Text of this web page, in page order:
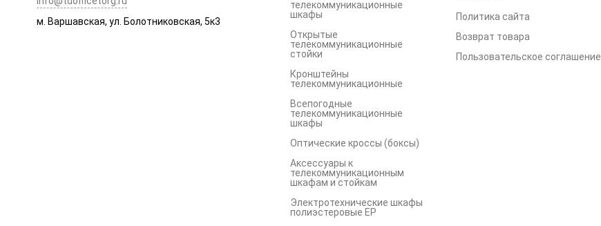
м. Варшавская, ул. Болотниковская, 5к3
телекоммуникационные
шкафы
Открытые
телекоммуникационные
стойки
Кронштейны
телекоммуникационные
Всепогодные
телекоммуникационные
шкафы
Оптические кроссы (боксы)
Аксессуары к
телекоммуникационным
шкафам и стойкам
Электротехнические шкафы
полиэстеровые EP
Политика сайта
Возврат товара
Пользовательское соглашение